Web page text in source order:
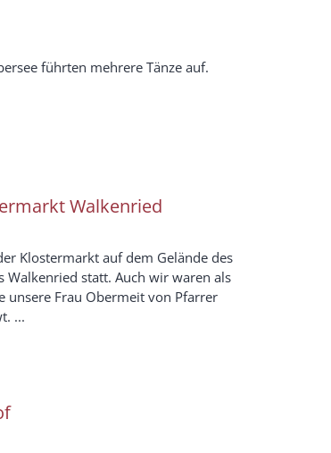
führten mehrere Tänze auf.
Walkenried
Klostermarkt auf dem Gelände des
Walkenried statt. Auch wir waren als
Frau Obermeit von Pfarrer
...